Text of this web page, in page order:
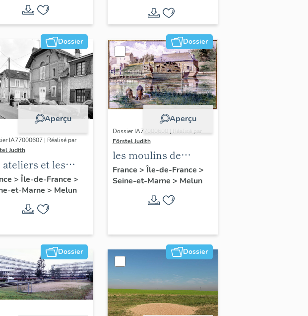
Dossier
Aperçu
IA77000607 | Réalisé par
Judith
ateliers et les
de Melun
> Île-de-France >
et-Marne > Melun
Dossier
Aperçu
Dossier IA77000600 | Réalisé par
Förstel Judith
les moulins de
Melun
France > Île-de-France >
Seine-et-Marne > Melun
Dossier Dossier